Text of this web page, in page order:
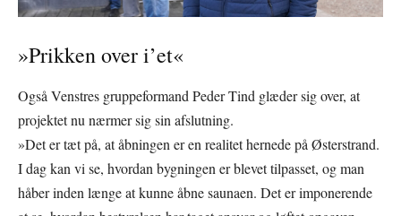
»Prikken over i’et«
Også Venstres gruppeformand Peder Tind glæder sig over, at
projektet nu nærmer sig sin afslutning.
»Det er tæt på, at åbningen er en realitet hernede på Østerstrand.
I dag kan vi se, hvordan bygningen er blevet tilpasset, og man
håber inden længe at kunne åbne saunaen. Det er imponerende